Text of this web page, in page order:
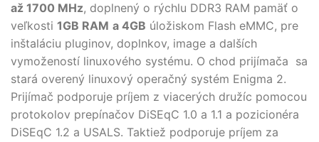
až 1700 MHz, doplnený o rýchlu DDR3 RAM pamäť o
veľkosti 1GB RAM a 4GB úložiskom Flash eMMC, pre
inštaláciu pluginov, doplnkov, image a dalších
vymožeností linuxového systému. O chod prijímača sa
stará overený linuxový operačný systém Enigma 2.
Prijímač podporuje príjem z viacerých družíc pomocou
protokolov prepínačov DiSEqC 1.0 a 1.1 a pozicionéra
DiSEqC 1.2 a USALS. Taktiež podporuje príjem za